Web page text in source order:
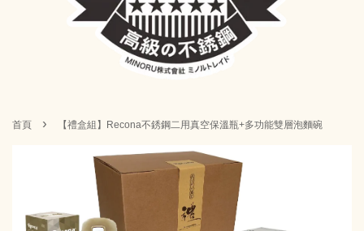
首頁 › 【禮盒組】Recona不銹鋼二用真空保溫瓶+多功能雙層泡麵碗